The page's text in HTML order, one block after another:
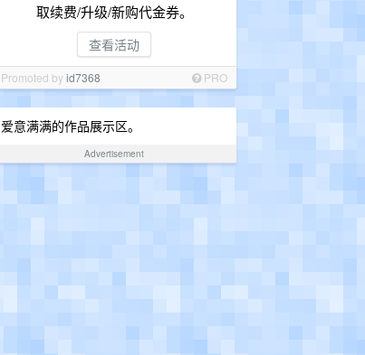
取续费/升级/新购代金券。
查看活动
Promoted byid7368 PRO
爱意满满的作品展示区。
Advertisement